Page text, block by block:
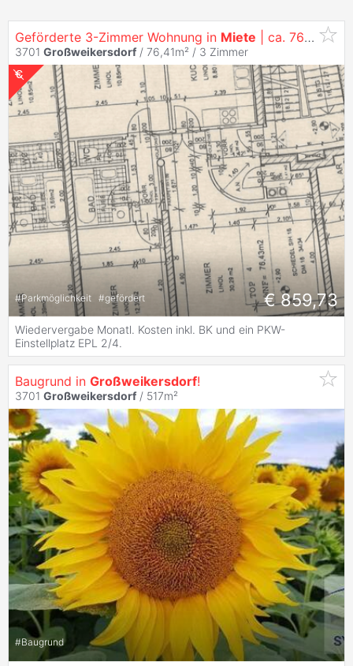
Geförderte 3-Zimmer Wohnung in Miete | ca. 76 m² | 1. Obergeschoss
3701 Großweikersdorf / 76,41m² / 3 Zimmer
#Parkmöglichkeit #gefördert € 859,73
Wiedervergabe Monatl. Kosten inkl. BK und ein PKW-
Einstellplatz EPL 2/4.
Baugrund in Großweikersdorf!
3701 Großweikersdorf / 517m²
#Baugrund